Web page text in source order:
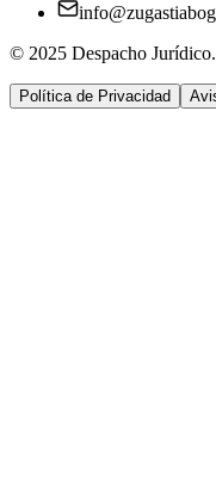
© 2025 Despacho
Política de Privacidad